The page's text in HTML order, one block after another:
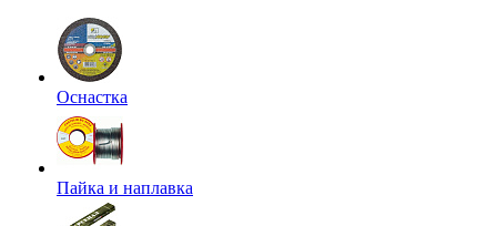
Оснастка
Пайка и наплавка